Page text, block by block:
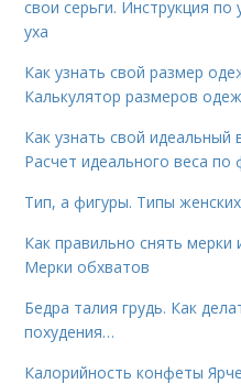
свои серьги. Инструкция
уха
Как узнать свой размер
Калькулятор размеров
Как узнать свой идеальный
Расчет идеального веса
Тип, а фигуры. Типы
Как правильно снять мерки
Мерки обхватов
Бедра талия грудь. Как
похудения…
Калорийность конфеты